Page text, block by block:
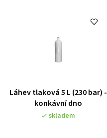
Průměrné
hodnocení
produktu
Láhev tlaková 5 L (230 bar) -
konkávní dno
skladem